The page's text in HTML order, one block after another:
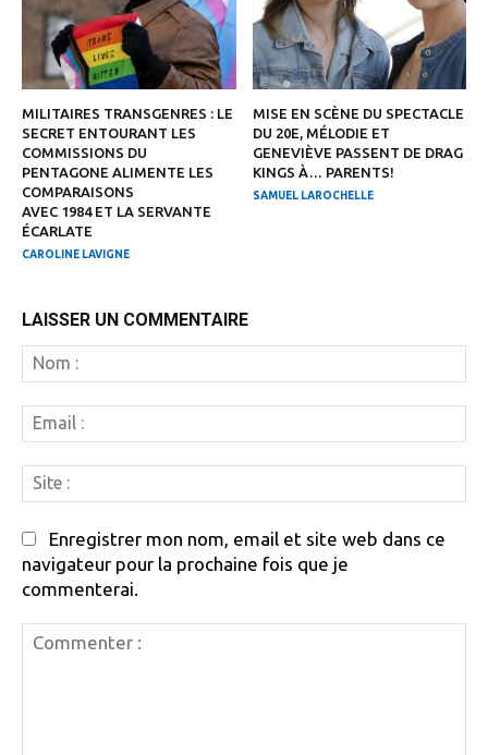
MILITAIRES TRANSGENRES : LE
SECRET ENTOURANT LES
COMMISSIONS DU
PENTAGONE ALIMENTE LES
COMPARAISONS
AVEC 1984 ET LA SERVANTE
ÉCARLATE
CAROLINE LAVIGNE
MISE EN SCÈNE DU SPECTACLE
DU 20E, MÉLODIE ET
GENEVIÈVE PASSENT DE DRAG
KINGS À… PARENTS!
SAMUEL LAROCHELLE
LAISSER UN COMMENTAIRE
:
:
:
Enregistrer mon nom, email et site web dans ce
navigateur pour la prochaine fois que je
commenterai.